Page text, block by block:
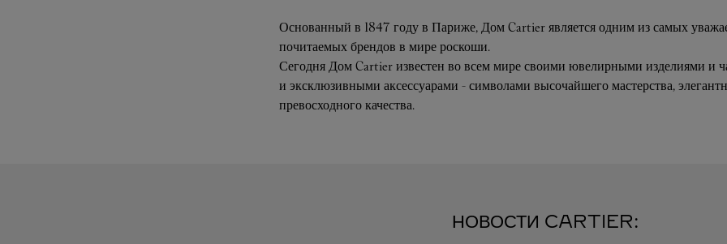
Основанный в 1847 году в Париже, Дом Cartier является одним из самых
почитаемых брендов в мире роскоши.
Сегодня Дом Cartier известен во всем мире своими ювелирными изделиями и
и эксклюзивными аксессуарами - символами высочайшего мастерства,
превосходного качества.
НОВОСТИ CARTIER: